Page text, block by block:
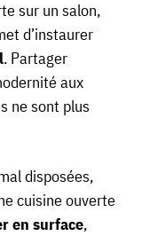
sur un salon,
d’instaurer
. Partager
aux
ne sont plus
disposées,
cuisine ouverte
en surface,